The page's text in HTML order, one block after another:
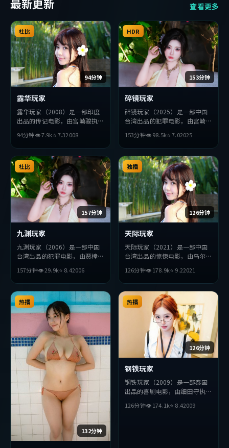
最新更新 查看更多
94分钟
杜比
露华玩家
露华玩家（2008）是一部印度
出品的传记电影，由宫崎骏执
妻夫木聪等主演。影片在叙事与
视听上力求突破，探讨人性与抉
择，节奏张弛有度，适合喜欢该
类型的观众完整观看。
94分钟👁7.9k⭐7.32008
153分钟
HDR
碎镜玩家
碎镜玩家（2025）是一部中国
台湾出品的犯罪电影，由宫崎骏
迪等主演。影片在叙事与视听上
力求突破，探讨人性与抉择，节
奏张弛有度，适合喜欢该类型的
观众完整观看。
153分钟👁98.5k⭐7.02025
157分钟
杜比
九渊玩家
九渊玩家（2006）是一部中国
台湾出品的犯罪电影，由贾樟柯
主演。影片在叙事与视听上力求
突破，探讨人性与抉择，节奏张
弛有度，适合喜欢该类型的观众
完整观看。
157分钟👁29.9k⭐ 8.42006
126分钟
独播
天际玩家
天际玩家（2021）是一部中国
台湾出品的惊悚电影，由乌尔善
主演。影片在叙事与视听上力求
突破，探讨人性与抉择，节奏张
弛有度，适合喜欢该类型的观众
完整观看。
126分钟👁178.9k⭐ 9.22021
132分钟
热播
126分钟
热播
钢铁玩家
钢铁玩家（2009）是一部泰国
出品的喜剧电影，由细田守执
主演。影片在叙事与视听上力求
126分钟👁174.1k⭐ 8.42009